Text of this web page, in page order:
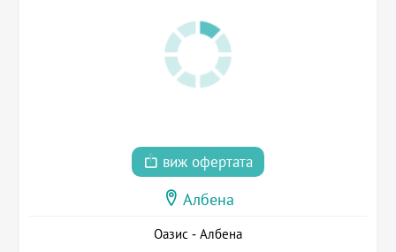
виж офертата
Албена
Оазис - Албена